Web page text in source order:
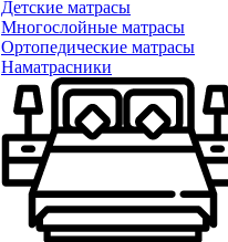
Детские матрасы
Многослойные матрасы
Ортопедические матрасы
Наматрасники